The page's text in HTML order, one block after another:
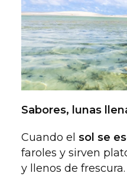
Sabores, lunas
Cuando el sol se
faroles y sirven
y llenos de frescura.